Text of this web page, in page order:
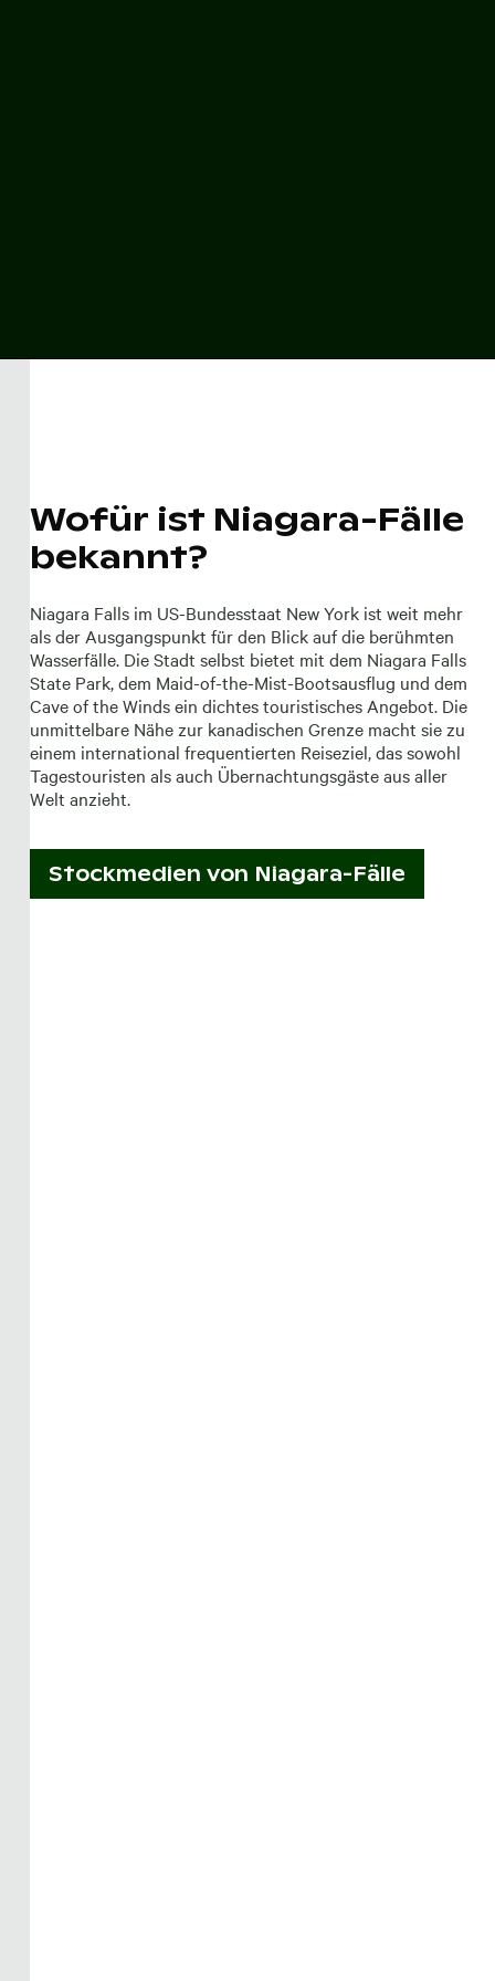
Wofür ist Niagara-Fälle
bekannt?
Niagara Falls im US-Bundesstaat New York ist weit mehr
als der Ausgangspunkt für den Blick auf die berühmten
Wasserfälle. Die Stadt selbst bietet mit dem Niagara Falls
State Park, dem Maid-of-the-Mist-Bootsausflug und dem
Cave of the Winds ein dichtes touristisches Angebot. Die
unmittelbare Nähe zur kanadischen Grenze macht sie zu
einem international frequentierten Reiseziel, das sowohl
Tagestouristen als auch Übernachtungsgäste aus aller
Welt anzieht.
Stockmedien von Niagara-Fälle